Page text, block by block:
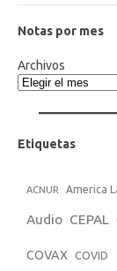
Notas por mes
Archivos
Etiquetas
ACNUR America
Audio CEPAL
COVAX COVID